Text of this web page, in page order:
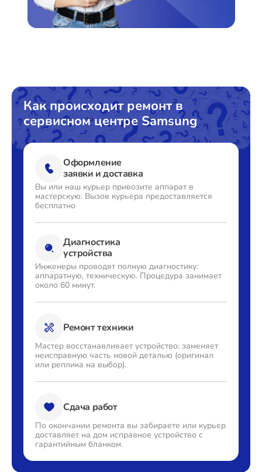
Замена прессостата
Замена сливного насоса от 1550₽
Замена УБЛ от 1100₽
Замена приводного ремня от 750₽
Как происходит ремонт в
сервисном центре Samsung
Оформление
заявки и доставка
Вы или наш курьер привозите аппарат в
мастерскую. Вызов курьера предоставляется
бесплатно
Диагностика
устройства
Инженеры проводят полную диагностику:
аппаратную, техническую. Процедура занимает
около 60 минут.
Ремонт техники
Мастер восстанавливает устройство: заменяет
неисправную часть новой деталью (оригинал
или реплика на выбор).
Сдача работ
По окончании ремонта вы забираете или курьер
доставляет на дом исправное устройство с
гарантийным бланком.